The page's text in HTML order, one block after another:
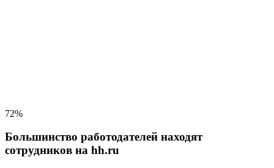
72%
Большинство работодателей находят
сотрудников на hh.ru